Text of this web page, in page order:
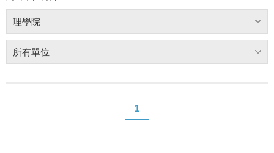
理學院
所有單位
1